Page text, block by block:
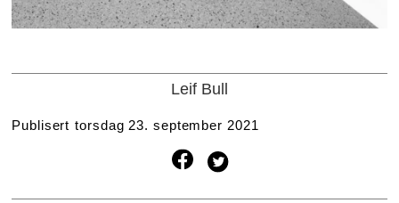
Leif Bull
Publisert torsdag 23. september 2021